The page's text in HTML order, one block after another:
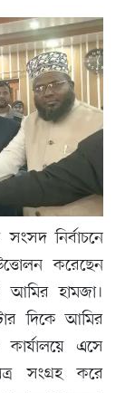
নির্বাচনে
করেছেন
আমির হামজা।
দিকে আমির
কার্যালয়ে এসে
সংগ্রহ করে